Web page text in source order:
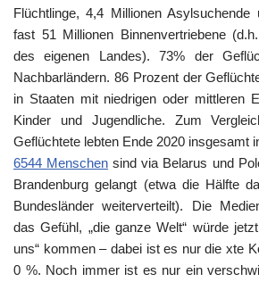
Flüchtlinge, 4,4 Millionen Asylsuchende
fast 51 Millionen Binnenvertriebene
des eigenen Landes). 73% der
Nachbarländern. 86 Prozent der
in Staaten mit niedrigen oder mittleren
Kinder und Jugendliche. Zum
Geflüchtete lebten Ende 2020 insgesamt
6544 Menschen sind via Belarus und
Brandenburg gelangt (etwa die Hälfte
Bundesländer weiterverteilt). Die
das Gefühl, „die ganze Welt“ würde
uns“ kommen – dabei ist es nur die xte
0 %. Noch immer ist es nur ein